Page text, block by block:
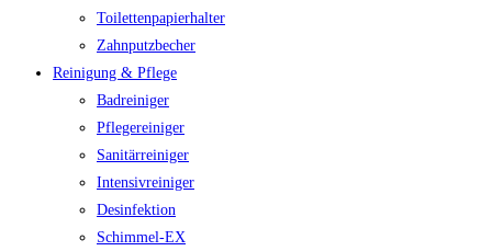
Toilettenpapierhalter
Zahnputzbecher
Reinigung & Pflege
Badreiniger
Pflegereiniger
Sanitärreiniger
Intensivreiniger
Desinfektion
Schimmel-EX